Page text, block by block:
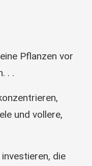
Pflanzen vor
. .
und vollere,
die